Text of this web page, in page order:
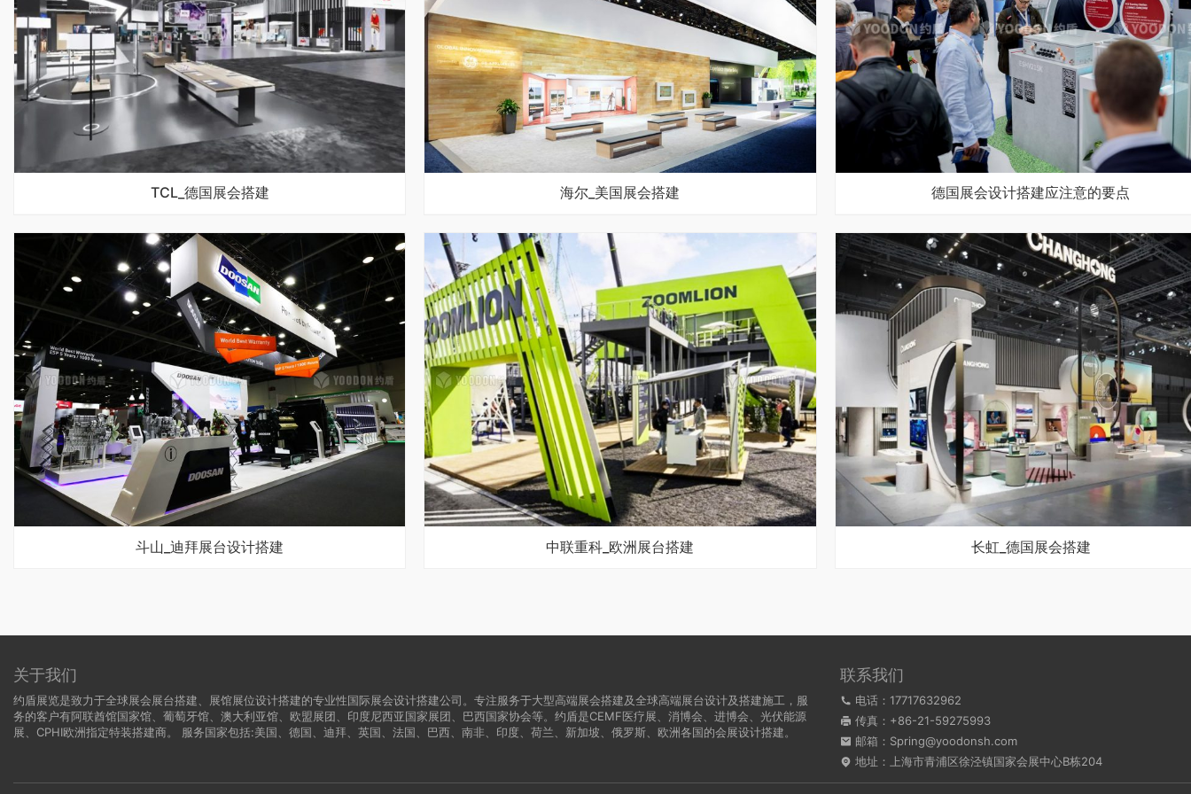
TCL_德国展会搭建 海尔_美国展会搭建 德国展会设计搭建应注意的要点
斗山_迪拜展台设计搭建 中联重科_欧洲展台搭建 长虹_德国展会搭建
关于我们
约盾展览是致力于全球展会展台搭建、展馆展位设计搭建的专业性国际展会设计搭建公司。专注服务于大型高端展会搭建及全球高端展台设计及搭建施工，服
务的客户有阿联酋馆国家馆、葡萄牙馆、澳大利亚馆、欧盟展团、印度尼西亚国家展团、巴西国家协会等。约盾是CEMF医疗展、消博会、进博会、光伏能源
展、CPHI欧洲指定特装搭建商。 服务国家包括:美国、 德国、迪拜、英国、法国、巴西、南非、印度、荷兰、新加坡、俄罗斯、欧洲各国的会展设计搭建。
联系我们
电话：17717632962
传真：+86-21-59275993
邮箱：Spring@yoodonsh.com
地址：上海市青浦区徐泾镇国家会展中心B栋204